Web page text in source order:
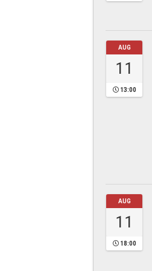
AUG
11
13:00
AUG
11
18:00